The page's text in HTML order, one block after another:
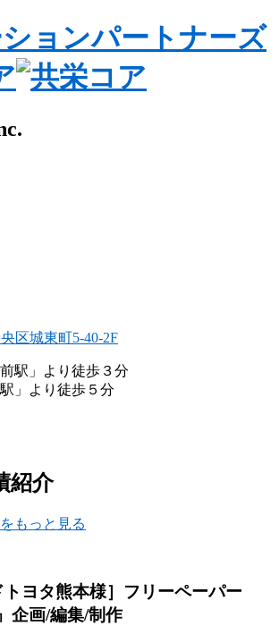
ョンパートナーズ
区城東町5-40-2F
駅」より徒歩３分
」より徒歩５分
紹介
もっと見る
トヨタ熊本様］フリーペーパー
企画/編集/制作